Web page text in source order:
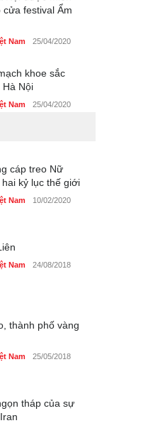
cửa festival Ẩm
Nam 25/04/2020
khoe sắc
Hà Nội
Nam 25/04/2020
Nam 24/04/2020
ăn đồng quê
cáp treo Nữ
kỷ lục thế giới
Nam 10/02/2020
Nam 24/08/2018
thành phố vàng
Nam 25/05/2018
tháp của sự